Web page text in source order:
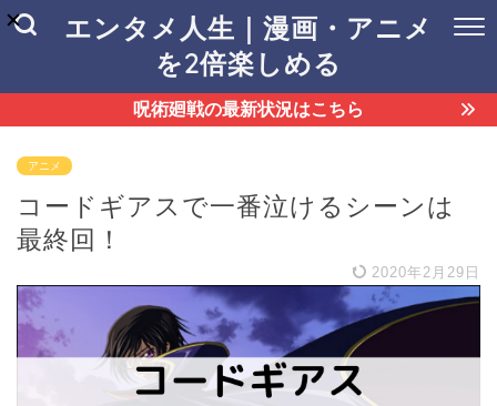
エンタメ人生｜漫画・アニメ
を2倍楽しめる
呪術廻戦の最新状況はこちら
アニメ
コードギアスで一番泣けるシーンは
最終回！
2020年2月29日